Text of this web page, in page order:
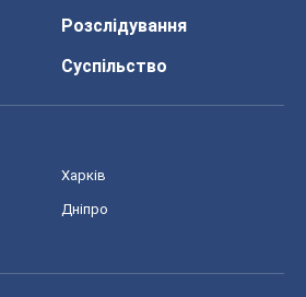
Розслідування
Суспільство
Харків
Дніпро